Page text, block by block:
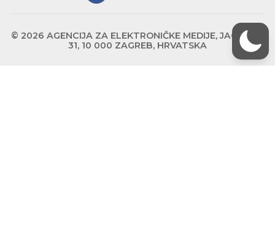
© 2026 AGENCIJA ZA ELEKTRONIČKE MEDIJE, JAGIĆEVA
31, 10 000 ZAGREB, HRVATSKA